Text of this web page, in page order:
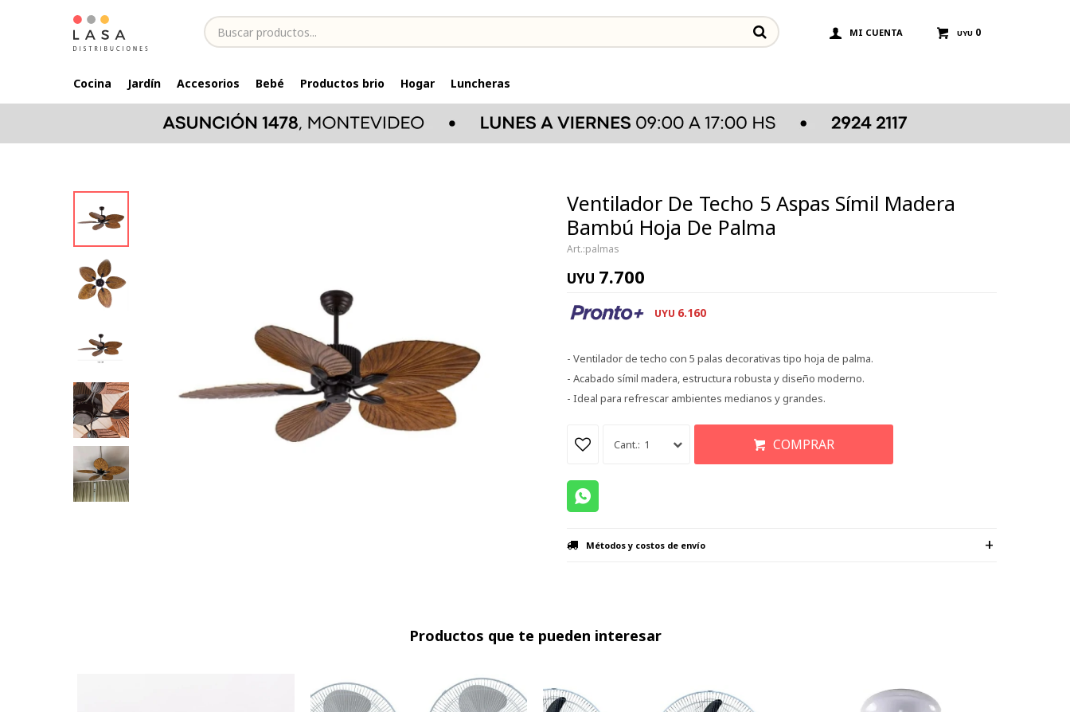
Cocina Jardín Accesorios Bebé Productos brio Hogar Luncheras
UYU 0
Ventilador De Techo 5 Aspas Símil Madera
Bambú Hoja De Palma
palmas
UYU 7.700
UYU 6.160
- Ventilador de techo con 5 palas decorativas tipo hoja de palma.
- Acabado símil madera, estructura robusta y diseño moderno.
- Ideal para refrescar ambientes medianos y grandes.
1 COMPRAR
Métodos y costos de envío
Productos que te pueden interesar